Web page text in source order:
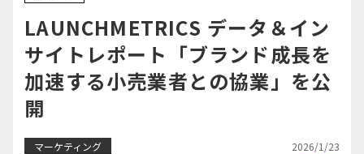
LAUNCHMETRICS データ＆イン
サイトレポート「ブランド成長を
加速する小売業者との協業」を公
開
マーケティング 2026/1/23